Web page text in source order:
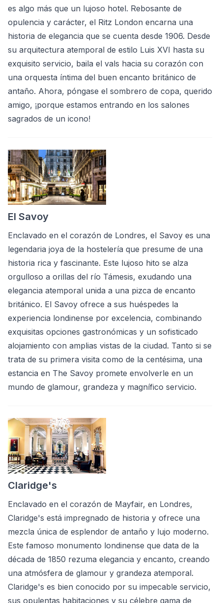
es algo más que un lujoso hotel. Rebosante de
opulencia y carácter, el Ritz London encarna una
historia de elegancia que se cuenta desde 1906. Desde
su arquitectura atemporal de estilo Luis XVI hasta su
exquisito servicio, baila el vals hacia su corazón con
una orquesta íntima del buen encanto británico de
antaño. Ahora, póngase el sombrero de copa, querido
amigo, ¡porque estamos entrando en los salones
sagrados de un icono!
El Savoy
Enclavado en el corazón de Londres, el Savoy es una
legendaria joya de la hostelería que presume de una
historia rica y fascinante. Este lujoso hito se alza
orgulloso a orillas del río Támesis, exudando una
elegancia atemporal unida a una pizca de encanto
británico. El Savoy ofrece a sus huéspedes la
experiencia londinense por excelencia, combinando
exquisitas opciones gastronómicas y un sofisticado
alojamiento con amplias vistas de la ciudad. Tanto si se
trata de su primera visita como de la centésima, una
estancia en The Savoy promete envolverle en un
mundo de glamour, grandeza y magnífico servicio.
Claridge's
Enclavado en el corazón de Mayfair, en Londres,
Claridge's está impregnado de historia y ofrece una
mezcla única de esplendor de antaño y lujo moderno.
Este famoso monumento londinense que data de la
década de 1850 rezuma elegancia y encanto, creando
una atmósfera de glamour y grandeza atemporal.
Claridge's es bien conocido por su impecable servicio,
sus opulentas habitaciones y su célebre gama de